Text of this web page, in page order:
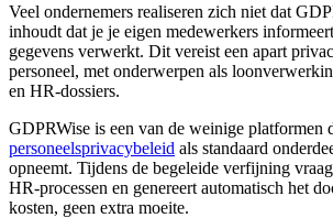
Veel ondernemers realiseren zich niet dat
inhoudt dat je je eigen medewerkers
gegevens verwerkt. Dit vereist een apart
personeel, met onderwerpen als
en HR-dossiers.
GDPRWise is een van de weinige platformen
personeelsprivacybeleid als standaard
opneemt. Tijdens de begeleide verfijning
HR-processen en genereert automatisch het
kosten, geen extra moeite.